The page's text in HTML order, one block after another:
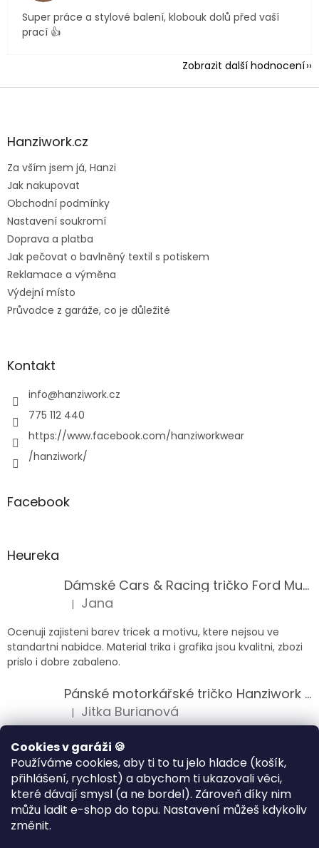
Cookies v garáži 🍪
Používáme cookies, aby ti to tu jelo hladce (košík,
přihlášení, rychlost) a abychom ti ukazovali věci,
které dávají smysl (a ne bordel). Zároveň díky nim
můžu ladit e-shop do topu. Nastavení můžeš kdykoliv
změnit.
Super práce a stylové balení, klobouk dolů před vaší
prací 👍
Zobrazit další hodnocení
Z
aHanziwork.cz
Za vším jsem já, Hanzi
Jak nakupovat
Obchodní podmínky
Nastavení soukromí
Doprava a platba
Jak pečovat o bavlněný textil s potiskem
Reklamace a výměna
Výdejní místo
Průvodce z garáže, co je důležité
Kontakt
info@hanziwork.cz
775 112 440
https://www.facebook.com/hanziworkwear
/hanziwork/
Facebook
Heureka
Dámské Cars & Racing tričko Ford Mustang 5. generace
Hodnocení produktu je 5 z 5 hvězdiček.
| Jana
Ocenuji zajisteni barev tricek a motivu, ktere nejsou ve
standartni nabidce. Material trika i grafika jsou kvalitni, zbozi
prislo i dobre zabaleno.
Pánské motorkářské tričko Hanziwork Custom Bobber
Hodnocení produktu je 5 z 5 hvězdiček.
| Jitka Burianová
Splnil očekávání na jedničku
Hodnocení produktu je 5 z 5 hvězdiček.
| Klára Musilová
Jsem velice spokojena, velmi kvalitni zbozi.